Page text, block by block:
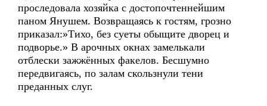
проследовала хозяйка с достопочтеннейшим
паном Янушем. Возвращаясь к гостям, грозно
приказал:»Тихо, без суеты обыщите дворец и
подворье.» В арочных окнах замелькали
отблески зажжённых факелов. Бесшумно
передвигаясь, по залам скользнули тени
преданных слуг.